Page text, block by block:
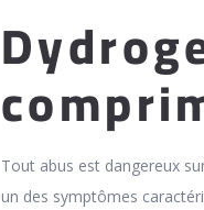
Tout abus est dangereux
un des symptômes